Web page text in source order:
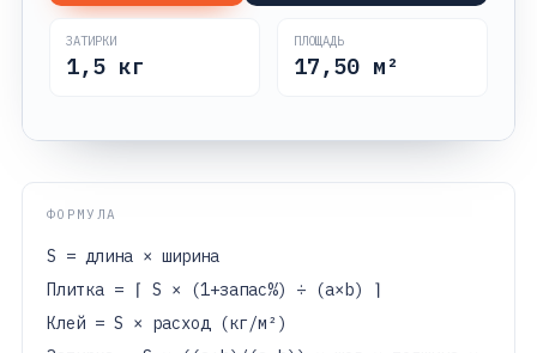
ЗАТИРКИ
1,5 кг
ПЛОЩАДЬ
17,50 м²
ФОРМУЛА
S = длина × ширина
Плитка = ⌈ S × (1+запас%) ÷ (a×b) ⌉
Клей = S × расход (кг/м²)